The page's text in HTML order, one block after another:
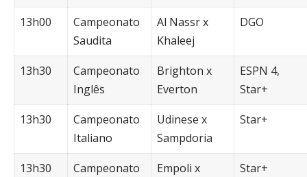
13h00
Campeonato
Saudita
Al Nassr x
Khaleej
DGO
13h30
Campeonato
Inglês
Brighton x
Everton
ESPN 4,
Star+
13h30
Campeonato
Italiano
Udinese x
Sampdoria
Star+
13h30
Campeonato
Empoli x
Star+